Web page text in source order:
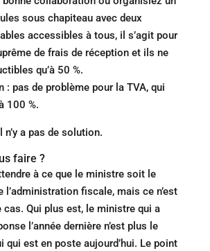
sous chapiteau avec deux
accessibles à tous, il s’agit pour
de frais de réception et ils ne
qu’à 50 %.
: pas de problème pour la TVA, qui
100 %.
a pas de solution.
faire ?
à ce que le ministre soit le
l’administration fiscale, mais ce n’est
cas. Qui plus est, le ministre qui a
l’année dernière n’est plus le
qui est en poste aujourd’hui. Le point